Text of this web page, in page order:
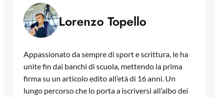
Lorenzo Topello
Appassionato da sempre di sport e scrittura, le ha
unite fin dai banchi di scuola, mettendo la prima
firma su un articolo edito all’età di 16 anni. Un
lungo percorso che lo porta a iscriversi all’albo dei